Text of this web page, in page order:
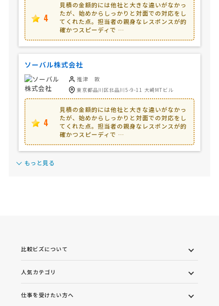
4
見積の金額的には他社と大きな違いがなかっ
たが、始めからしっかりと対面での対応をし
てくれた点。担当者の親身なレスポンスが的
確かつスピーディで …
ソーバル株式会社
推津 敦
東京都品川区北品川5-9-11 大崎MTビル
4
見積の金額的には他社と大きな違いがなかっ
たが、始めからしっかりと対面での対応をし
てくれた点。担当者の親身なレスポンスが的
確かつスピーディで …
もっと見る
比較ビズについて
人気カテゴリ
仕事を受けたい方へ